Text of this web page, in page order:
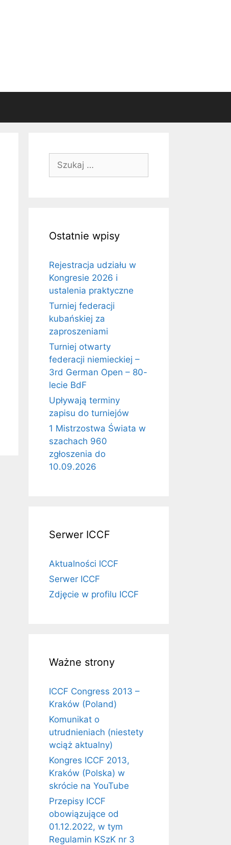
Ostatnie wpisy
Rejestracja udziału w
Kongresie 2026 i
ustalenia praktyczne
Turniej federacji
kubańskiej za
zaproszeniami
Turniej otwarty
federacji niemieckiej –
3rd German Open – 80-
lecie BdF
Upływają terminy
zapisu do turniejów
1 Mistrzostwa Świata w
szachach 960
zgłoszenia do
10.09.2026
Serwer ICCF
Aktualności ICCF
Serwer ICCF
Zdjęcie w profilu ICCF
Ważne strony
ICCF Congress 2013 –
Kraków (Poland)
Komunikat o
utrudnieniach (niestety
wciąż aktualny)
Kongres ICCF 2013,
Kraków (Polska) w
skrócie na YouTube
Przepisy ICCF
obowiązujące od
01.12.2022, w tym
Regulamin KSzK nr 3